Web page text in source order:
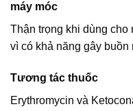
máy móc
Thận trọng khi dùng
vì có khả năng gây buồn
Tương tác thuốc
Erythromycin và